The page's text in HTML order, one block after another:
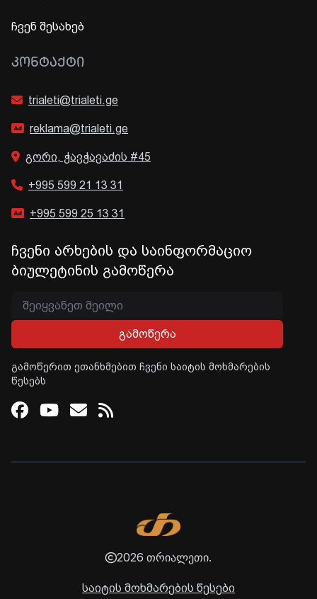
ჩვენ შესახებ
ᲙᲝᲜᲢᲐᲥᲢᲘ
trialeti@trialeti.ge
reklama@trialeti.ge
გორი, ჭავჭავაძის #45
+995 599 21 13 31
+995 599 25 13 31
ჩვენი არხების და საინფორმაციო
ბიულეტინის გამოწერა
გამოწერა
გამოწერით ეთანხმებით ჩვენი საიტის მოხმარების
წესებს
Facebook
Youtube
Email
RSS
2026 თრიალეთი.
საიტის მოხმარების წესები